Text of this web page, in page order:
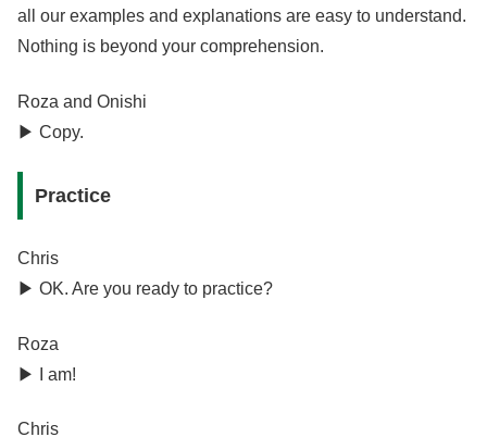
all our examples and explanations are easy to understand.
Nothing is beyond your comprehension.
Roza and Onishi
▶︎ Copy.
Practice
Chris
▶︎ OK. Are you ready to practice?
Roza
▶︎ I am!
Chris